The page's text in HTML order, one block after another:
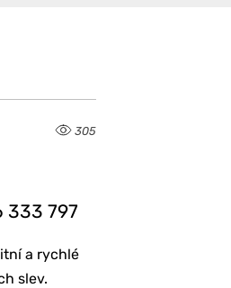
305
333 797
a rychlé
slev.